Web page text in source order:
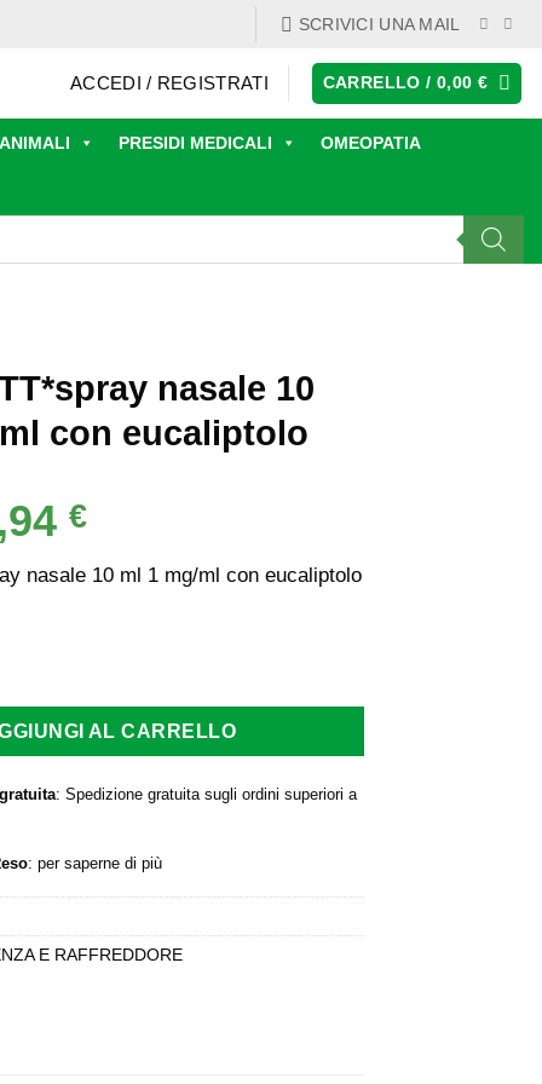
SCRIVICI UNA MAIL
ACCEDI / REGISTRATI CARRELLO /0,00€
ANIMALI PRESIDI MEDICALI OMEOPATIA
nasale 10
con eucaliptolo
€Il
attuale
nasale 10 ml 1 mg/ml con eucaliptolo
AL CARRELLO
: Spedizione gratuita sugli ordini superiori a
: per saperne di più
E RAFFREDDORE